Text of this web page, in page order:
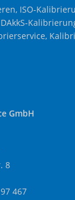
ISO-
GmbH
8
467